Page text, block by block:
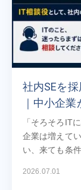
社内SEを
｜中小企
「そろそろIT
企業は増えて
い、来ても条件
2026.07.01